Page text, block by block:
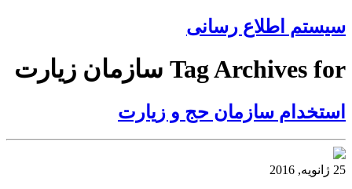
سیستم اطلاع رسانی
Tag Archives for سازمان زیارت
استخدام سازمان حج و زیارت
25 ژانویه, 2016